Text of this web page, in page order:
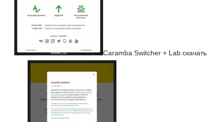
Caramba Switcher + Lab скачать